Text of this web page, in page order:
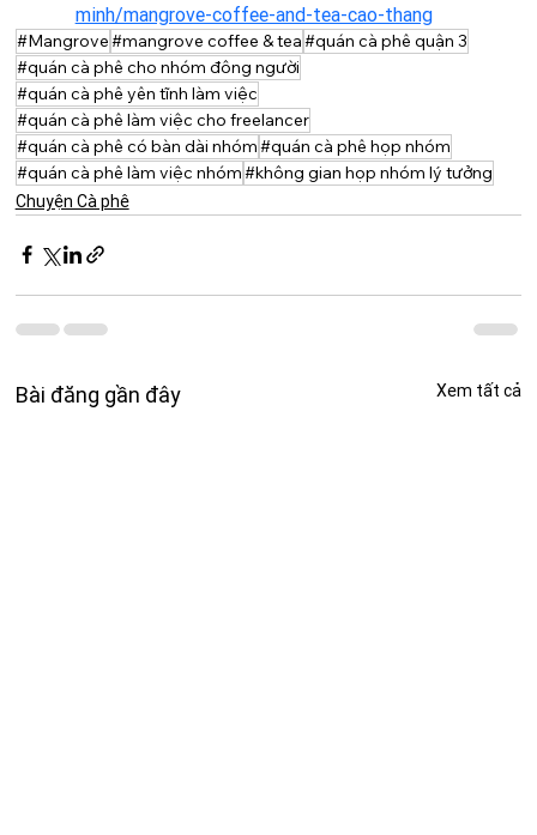
minh/mangrove-coffee-and-tea-cao-thang
#Mangrove#mangrove coffee & tea#quán cà phê quận 3
#quán cà phê cho nhóm đông người
#quán cà phê yên tĩnh làm việc
#quán cà phê làm việc cho freelancer
#quán cà phê có bàn dài nhóm#quán cà phê họp nhóm
#quán cà phê làm việc nhóm#không gian họp nhóm lý tưởng
Chuyện Cà phê
Bài đăng gần đây Xem tất cả